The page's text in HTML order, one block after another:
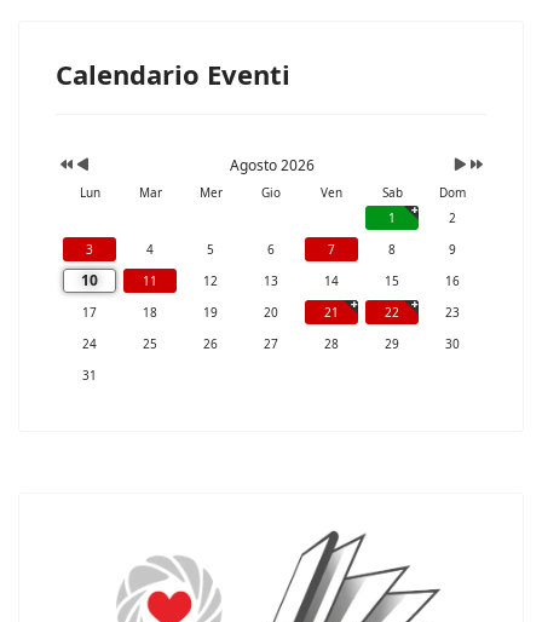
Calendario Eventi
Agosto 2026
Lun Mar Mer Gio Ven Sab
Dom
1
2
3
4 5 6 7 8 9
10 11 12 13 14 15
16
17
18 19 20 21 22
23
24
25 26 27 28 29
30
31